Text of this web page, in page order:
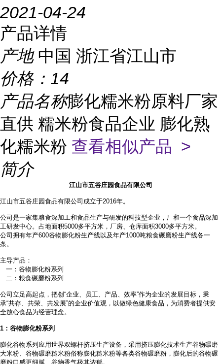
2021-04-24
产品详情
产地 中国 浙江省江山市
价格： 14
产品名称膨化糯米粉原料厂家
直供 糯米粉食品企业 膨化熟
化糯米粉 查看相似产品 >
简介
江山市五谷庄园食品有限公司
江山市五谷庄园食品有限公司成立于2016年。
公司是一家集粮食深加工和食品生产与研发的科技型企业，厂和一个食品深加
工研发中心。占地面积5000多平方米，厂房、仓库面积3000多平方米。
公司拥有年产600谷物膨化粉生产线以及年产1000吨粮食碾磨粉生产线各一
条。
主导产品：
一：谷物膨化粉系列
二：粮食碾磨粉系列
公司立足高起点，把创 “企业、员工、产品、效率”作为企业的发展目标，秉
承“共存、共荣、共发展”的企业价值观，以做绿色健康食品，为消费者提供安
全放心食品为经营理念。
1 ：谷物膨化粉系列
膨化谷物系列应用世界双螺杆挤压生产设备，采用挤压膨化技术生产谷物碾磨
大米粉、谷物碾磨糙米粉俗称膨化糙米粉等各类谷物碾磨粉，膨化后的谷物碾
磨粉口感更细腻、谷物香气极其浓郁。